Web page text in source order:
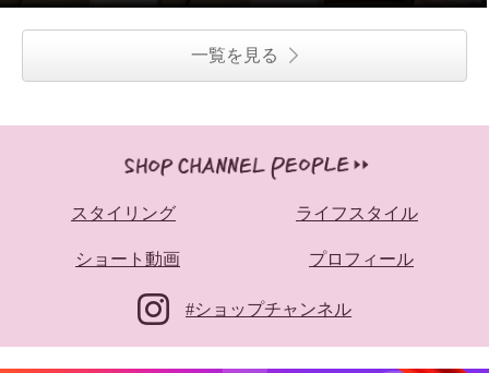
一覧を見る
スタイリング ライフスタイル
ショート動画 プロフィール
#ショップチャンネル